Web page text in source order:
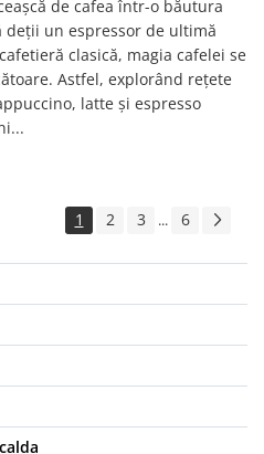
de cafea într-o băutura
deții un espressor de ultimă
clasică, magia cafelei se
Astfel, explorând rețete
latte și espresso
1 2 3 ... 6